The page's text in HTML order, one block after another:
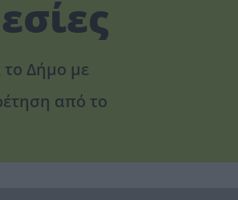
το Δήμο με
από το